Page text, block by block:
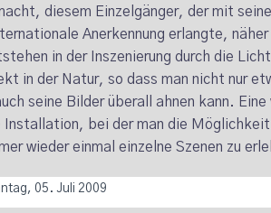
diesem Einzelgänger, der mit
Anerkennung erlangte,
in der Inszenierung durch die
in der Natur, so dass man nicht nur
seine Bilder überall ahnen kann.
bei der man die
wieder einmal einzelne Szenen zu
05. Juli 2009